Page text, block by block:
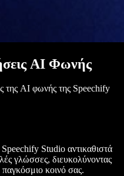
AI Φωνής
της AI φωνής της Speechify
Studio αντικαθιστά
γλώσσες, διευκολύνοντας
κοινό σας.